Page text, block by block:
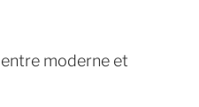
moderne et